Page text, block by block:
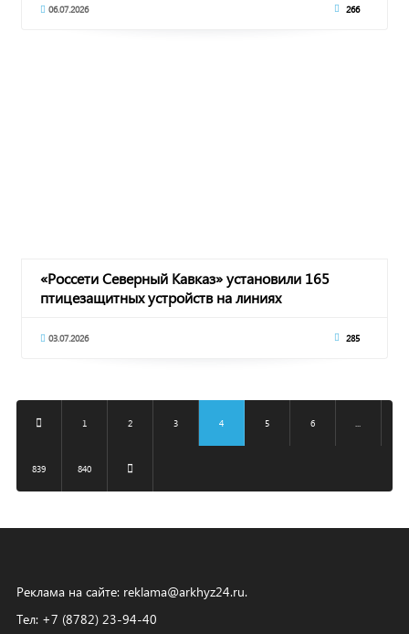
06.07.2026 266
«Россети Северный Кавказ» установили 165
птицезащитных устройств на линиях
03.07.2026 285
1 2 3 4 5 6
839 840
Реклама на сайте: reklama@arkhyz24.ru.
Тел: +7 (8782) 23‑94‑40